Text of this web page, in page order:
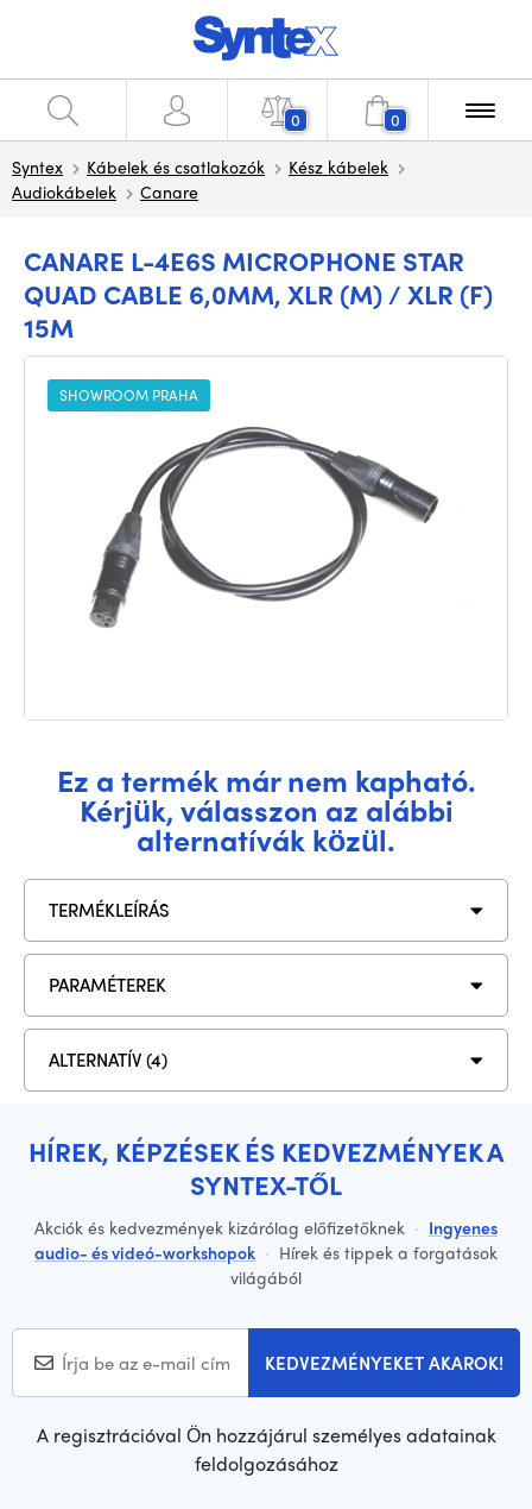
0 0
Syntex Kábelek és csatlakozók
Kész kábelek
Audiokábelek
Canare
CANARE L-4E6S MICROPHONE STAR
QUAD CABLE 6,0MM, XLR (M) / XLR (F)
15M
SHOWROOM PRAHA
Ez a termék már nem kapható.
Kérjük, válasszon az alábbi
alternatívák közül.
TERMÉKLEÍRÁS
PARAMÉTEREK
ALTERNATÍV (4)
HÍREK, KÉPZÉSEK ÉS KEDVEZMÉNYEK A
SYNTEX-TŐL
Akciók és kedvezmények kizárólag előfizetőknek · Ingyenes
audio- és videó-workshopok · Hírek és tippek a forgatások
világából
KEDVEZMÉNYEKET AKAROK!
A regisztrációval Ön hozzájárul személyes adatainak
feldolgozásához